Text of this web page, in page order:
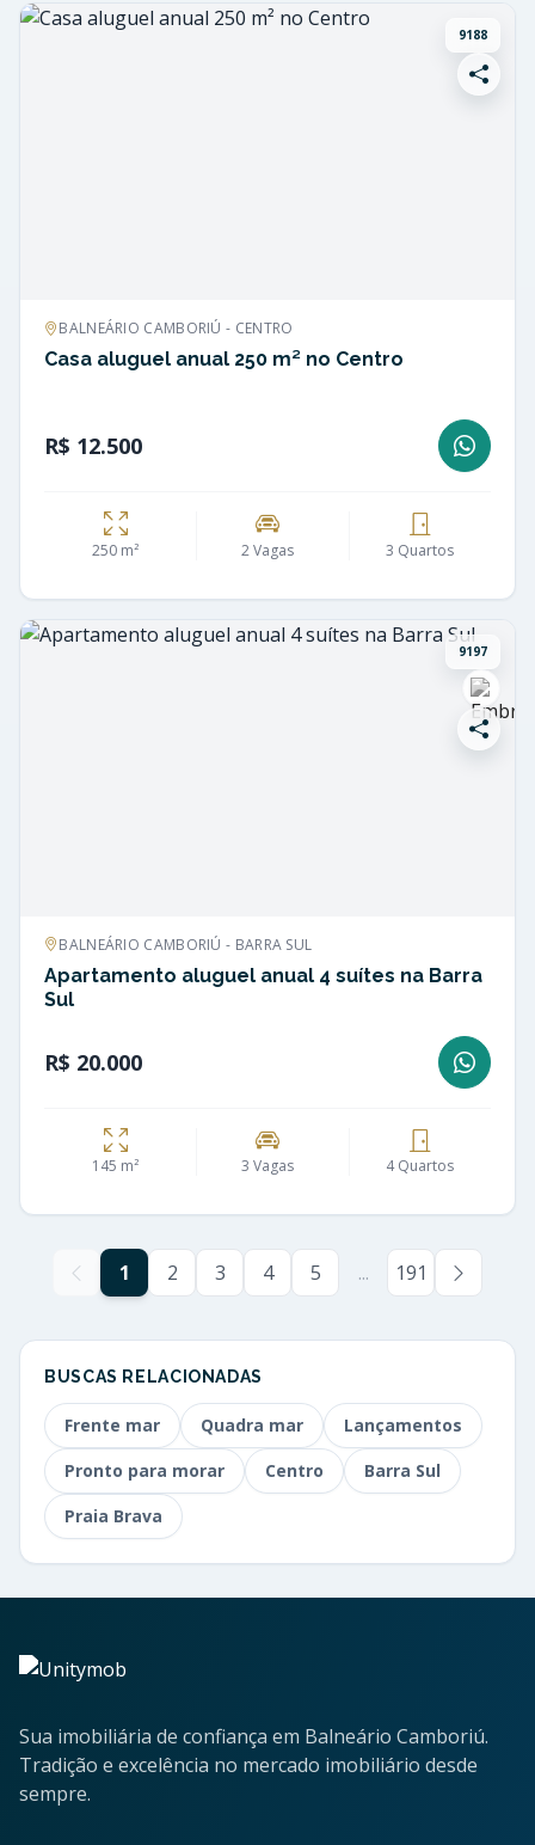
9188
BALNEÁRIO CAMBORIÚ - CENTRO
Casa aluguel anual 250 m² no Centro
R$ 12.500
250 m² 2 Vagas 3 Quartos
9197
BALNEÁRIO CAMBORIÚ - BARRA SUL
Apartamento aluguel anual 4 suítes na Barra
Sul
R$ 20.000
145 m² 3 Vagas 4 Quartos
1 2 3 4 5 ... 191
BUSCAS RELACIONADAS
Frente mar Quadra mar
Lançamentos
Pronto para morar
Centro
Barra Sul
Praia Brava
Sua imobiliária de confiança em Balneário Camboriú.
Tradição e excelência no mercado imobiliário desde
sempre.